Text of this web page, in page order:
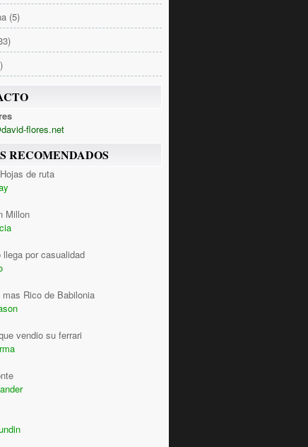
(5)
flores.net
RECOMENDADOS
de ruta
Millon
por casualidad
mas Rico de Babilonia
vendio su ferrari